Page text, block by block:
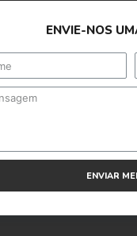
ENVIE-NOS
ENVIAR